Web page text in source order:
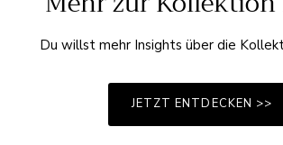
Du willst mehr Insights über die
JETZT ENTDECKEN >>